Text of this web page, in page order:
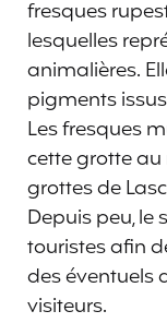
fresques
lesquelles
animalières.
pigments
Les fresques
cette grotte
grottes de
Depuis peu, le
touristes afin
des éventuels
visiteurs.